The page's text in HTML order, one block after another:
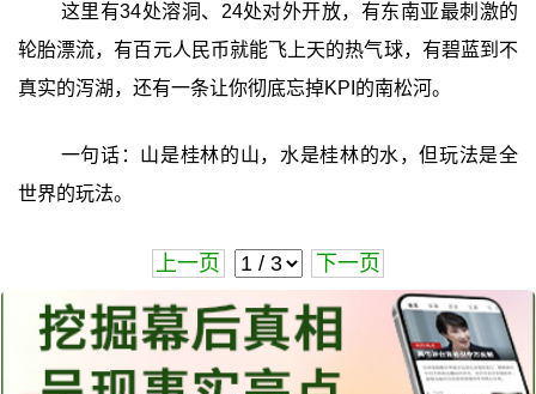
这里有34处溶洞、24处对外开放，有东南亚最刺激的
轮胎漂流，有百元人民币就能飞上天的热气球，有碧蓝到不
真实的泻湖，还有一条让你彻底忘掉KPI的南松河。
一句话：山是桂林的山，水是桂林的水，但玩法是全
世界的玩法。
上一页 下一页